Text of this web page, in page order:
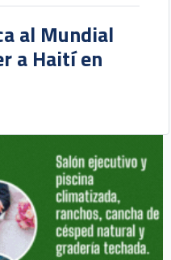
al Mundial
a Haití en